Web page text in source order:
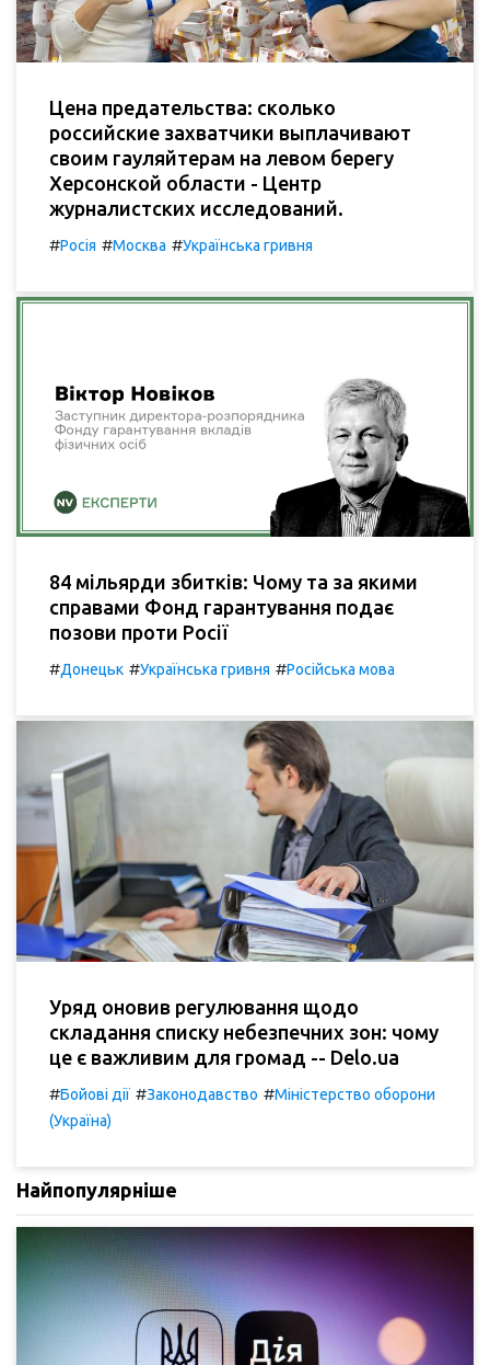
Цена предательства: сколько
российские захватчики выплачивают
своим гауляйтерам на левом берегу
Херсонской области - Центр
журналистских исследований.
#Росія #Москва #Українська гривня
84 мільярди збитків: Чому та за якими
справами Фонд гарантування подає
позови проти Росії
#Донецьк #Українська гривня #Російська мова
Уряд оновив регулювання щодо
складання списку небезпечних зон: чому
це є важливим для громад -- Delo.ua
#Бойові дії #Законодавство #Міністерство оборони
(Україна)
Найпопулярніше